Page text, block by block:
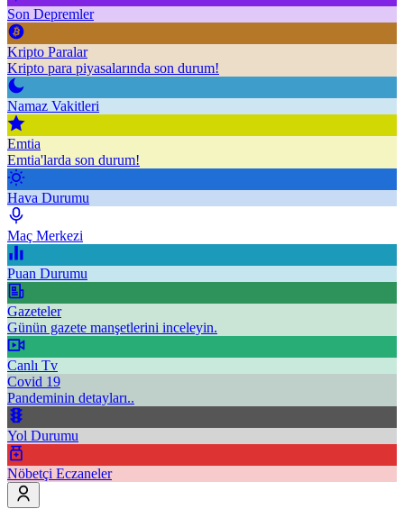
Son Depremler
Kripto Paralar
Kripto para piyasalarında son durum!
Namaz Vakitleri
Emtia
Emtia'larda son durum!
Hava Durumu
Maç Merkezi
Puan Durumu
Gazeteler
Günün gazete manşetlerini inceleyin.
Canlı Tv
Covid 19
Pandeminin detayları..
Yol Durumu
Nöbetçi Eczaneler